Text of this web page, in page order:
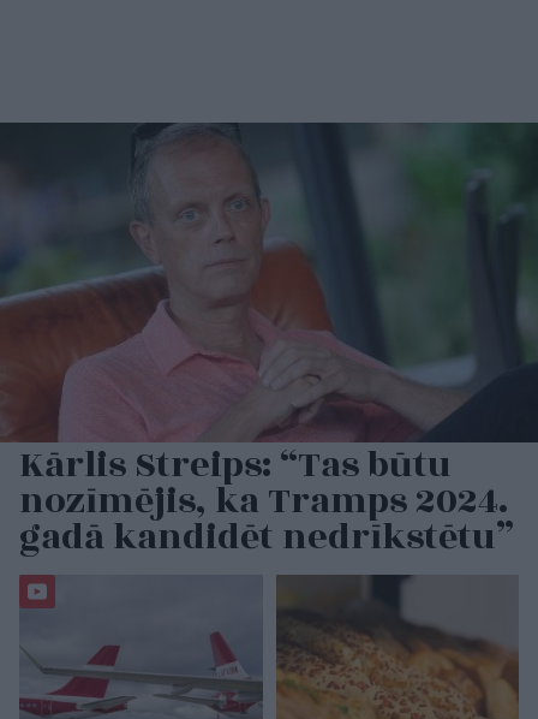
Kārlis Streips: “Tas būtu
nozīmējis, ka Tramps 2024.
gadā kandidēt nedrīkstētu”